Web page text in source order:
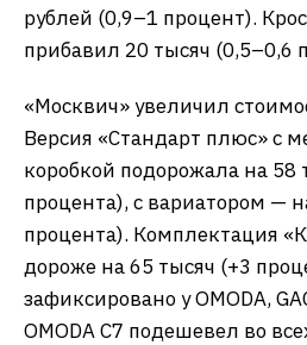
рублей (0,9–1 процент).
прибавил 20 тысяч (0,5–0,6
«Москвич» увеличил
Версия «Стандарт плюс» с
коробкой подорожала на 58
процента), с вариатором —
процента). Комплектация
дороже на 65 тысяч (+3
зафиксировано у OMODA,
OMODA C7 подешевел во